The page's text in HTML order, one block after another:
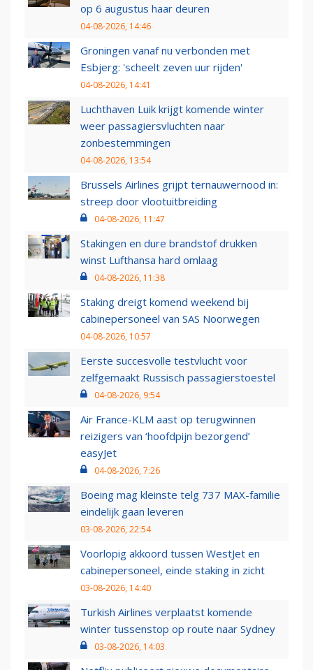
op 6 augustus haar deuren
04-08-2026, 14:46
Groningen vanaf nu verbonden met
Esbjerg: 'scheelt zeven uur rijden'
04-08-2026, 14:41
Luchthaven Luik krijgt komende winter
weer passagiersvluchten naar
zonbestemmingen
04-08-2026, 13:54
Brussels Airlines grijpt ternauwernood in:
streep door vlootuitbreiding
04-08-2026, 11:47
Stakingen en dure brandstof drukken
winst Lufthansa hard omlaag
04-08-2026, 11:38
Staking dreigt komend weekend bij
cabinepersoneel van SAS Noorwegen
04-08-2026, 10:57
Eerste succesvolle testvlucht voor
zelfgemaakt Russisch passagierstoestel
04-08-2026, 9:54
Air France-KLM aast op terugwinnen
reizigers van ‘hoofdpijn bezorgend’
easyJet
04-08-2026, 7:26
Boeing mag kleinste telg 737 MAX-familie
eindelijk gaan leveren
03-08-2026, 22:54
Voorlopig akkoord tussen WestJet en
cabinepersoneel, einde staking in zicht
03-08-2026, 14:40
Turkish Airlines verplaatst komende
winter tussenstop op route naar Sydney
03-08-2026, 14:03